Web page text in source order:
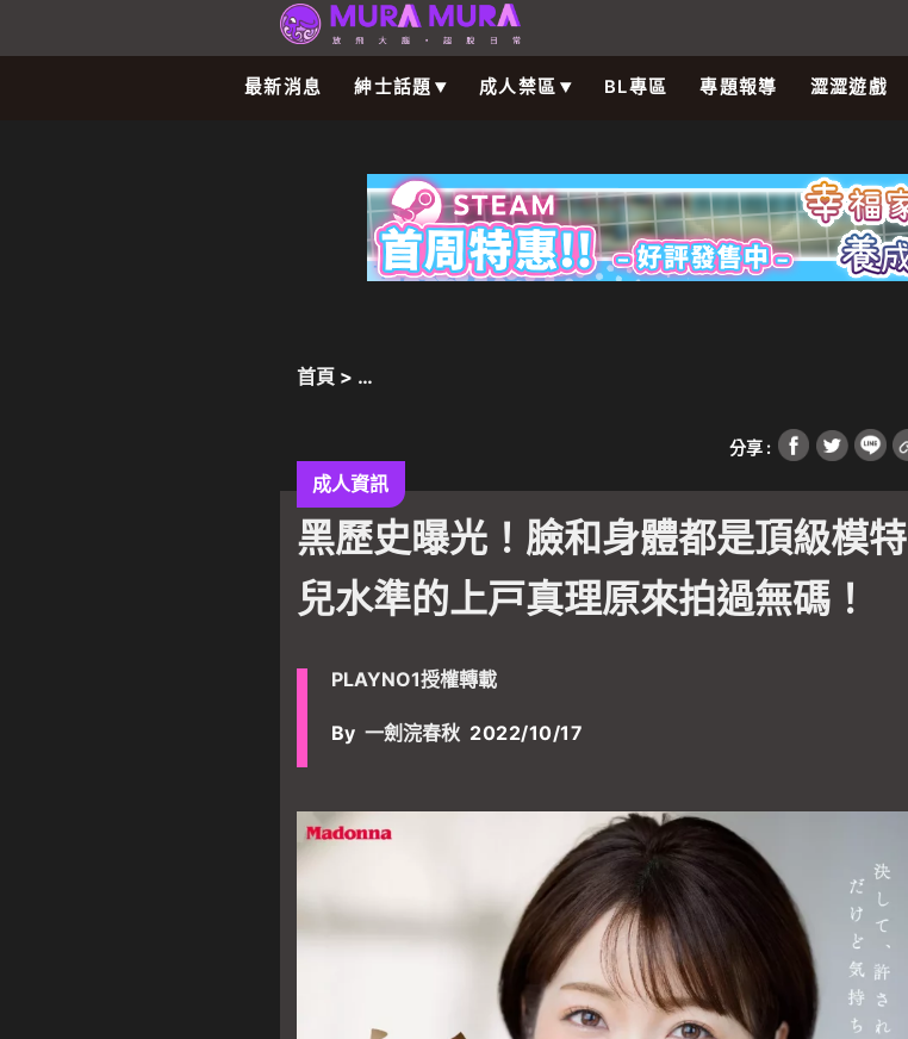
最新消息 紳士話題 成人禁區 BL專區 專題報導 澀澀遊戲
首頁 >
framework/components/classes/code-block.class.php(133) :
eval()'d codeon line54
Warning : Undefined array key "" in/var/www/wordpress/wp-
content/plugins/oxygen/component-
framework/components/classes/code-block.class.php(133) :
/var/www/wordpress/wp-content/plugins/oxygen/component-
framework/components/classes/code-block.class.php(133) :
成人禁區>
> 黑歷史曝光！臉和身體都是頂級模特兒水準的上戸
真理原來拍過無碼！
分享 :
成人資訊
黑歷史曝光！臉和身體都是頂級模特
兒水準的上戸真理原來拍過無碼！
PLAYNO1授權轉載
By 一劍浣春秋 2022/10/17